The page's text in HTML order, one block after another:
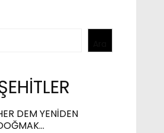
DEM YENİDEN